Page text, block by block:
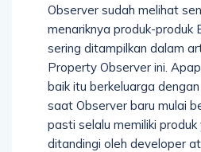
Observer sudah melihat
menariknya produk-produk
sering ditampilkan dalam
Property Observer ini.
baik itu berkeluarga
saat Observer baru mulai
pasti selalu memiliki
ditandingi oleh developer